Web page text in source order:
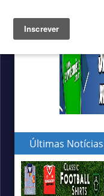
Últimas Notícias
Marathon